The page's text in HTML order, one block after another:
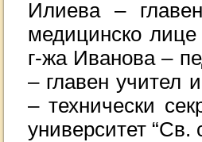
Илиева –
медицинско
г-жа Иванова –
– главен учител
– технически
университет